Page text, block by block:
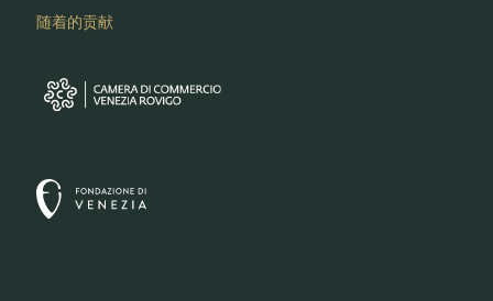
随着的贡献